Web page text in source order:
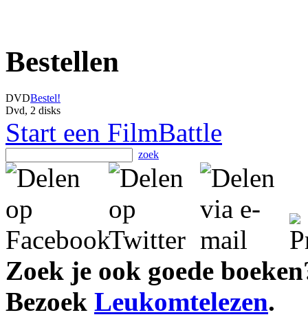
Bestellen
DVDBestel!
Dvd, 2 disks
Start een FilmBattle
zoek
Zoek je ook goede
Bezoek Leukomtelezen.